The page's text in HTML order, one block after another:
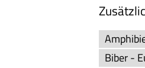
Biber -